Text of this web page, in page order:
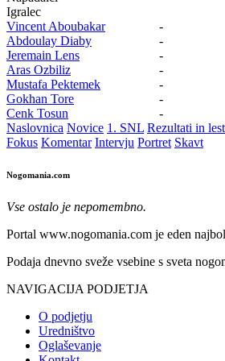
Igralec
Vincent Aboubakar
-
Abdoulay Diaby
-
Jeremain Lens
-
Aras Ozbiliz
-
Mustafa Pektemek
-
Gokhan Tore
-
Cenk Tosun
-
Naslovnica Novice 1. SNL Rezultati in
Fokus Komentar Intervju Portret Skavt
Nogomania.com
Vse ostalo je nepomembno.
Portal www.nogomania.com je eden
Podaja dnevno sveže vsebine s sveta
NAVIGACIJA PODJETJA
O podjetju
Uredništvo
Oglaševanje